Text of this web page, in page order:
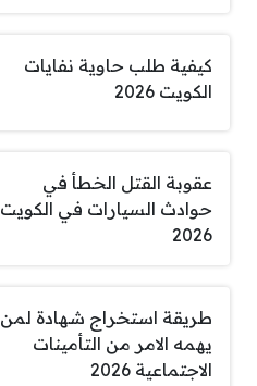
كيفية طلب حاوية نفايات
الكويت 2026
عقوبة القتل الخطأ في
حوادث السيارات في الكويت
2026
طريقة استخراج شهادة لمن
يهمه الامر من التأمينات
الاجتماعية 2026